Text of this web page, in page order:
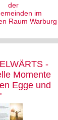
der
im
Raum Warburg
-
Momente
Egge und